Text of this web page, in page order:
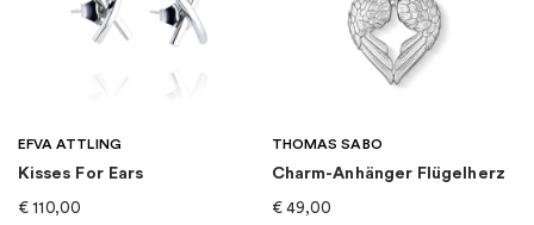
EFVA ATTLING
Kisses For Ears
€ 110,00
THOMAS SABO
Charm-Anhänger Flügelherz
€ 49,00